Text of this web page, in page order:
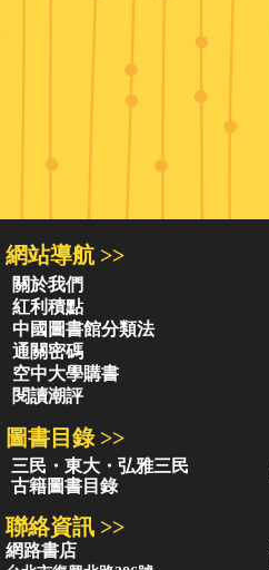
網站導航 >>
關於我們
紅利積點
中國圖書館分類法
通關密碼
空中大學購書
閱讀潮評
圖書目錄 >>
三民・東大・弘雅三民
古籍圖書目錄
聯絡資訊 >>
網路書店